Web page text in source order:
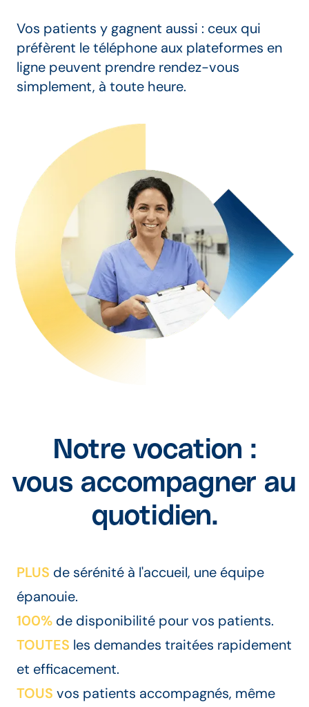
Vos patients y gagnent aussi : ceux qui
préfèrent le téléphone aux plateformes en
ligne peuvent prendre rendez-vous
simplement, à toute heure.
Notre vocation :
vous accompagner au
quotidien.
PLUS de sérénité à l'accueil, une équipe
épanouie.
100% de disponibilité pour vos patients.
TOUTES les demandes traitées rapidement
et efficacement.
TOUS vos patients accompagnés, même